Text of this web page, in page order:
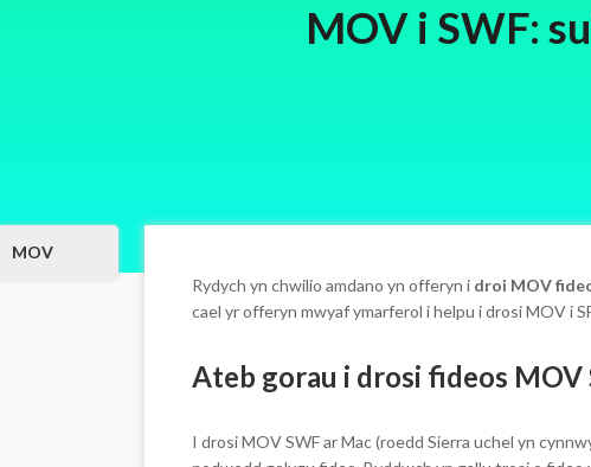
MOV i SWF:
MOV
Rydych yn chwilio amdano yn offeryn i droi MOV
cael yr offeryn mwyaf ymarferol i helpu i drosi MOV i
Ateb gorau i drosi fideos MOV
I drosi MOV SWF ar Mac (roedd Sierra uchel yn